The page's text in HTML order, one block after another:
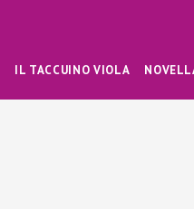
IL TACCUINO VIOLA